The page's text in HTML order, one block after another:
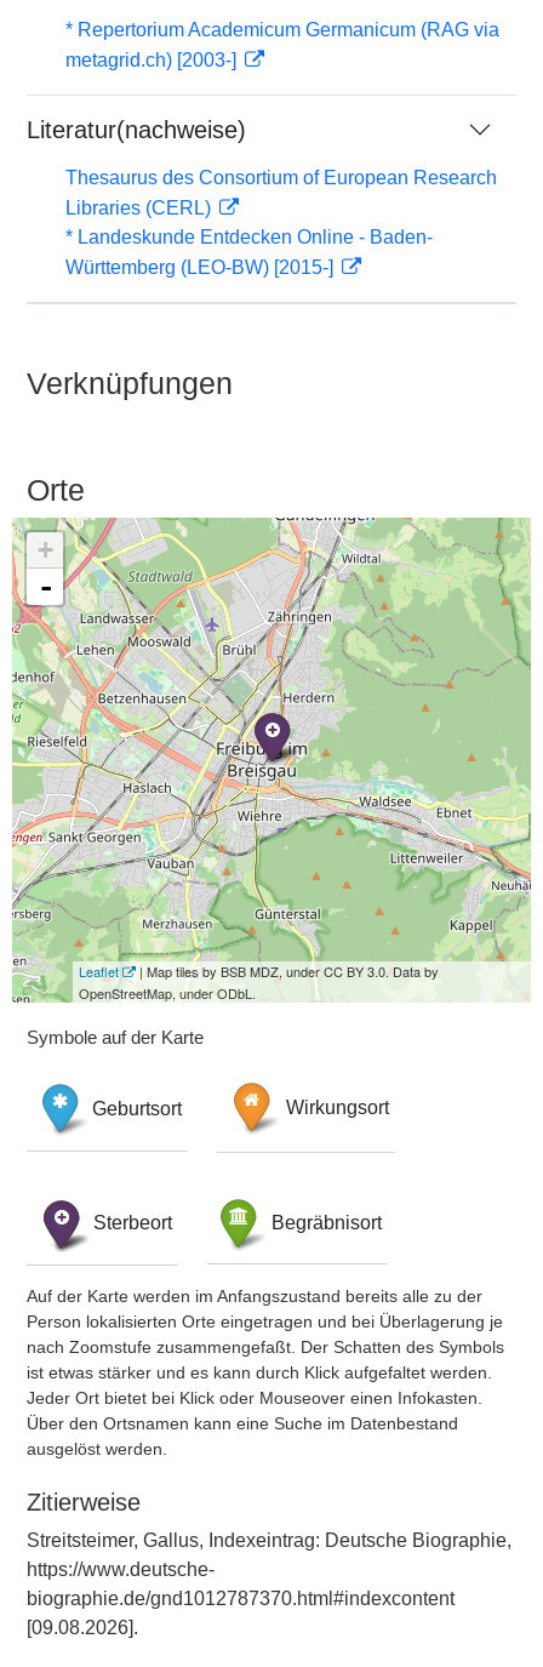
* Repertorium Academicum Germanicum (RAG via
metagrid.ch) [2003-]
Literatur(nachweise)
Thesaurus des Consortium of European Research
Libraries (CERL)
* Landeskunde Entdecken Online - Baden-
Württemberg (LEO-BW) [2015-]
Verknüpfungen
Orte
+
-
Leaflet
| Map tiles by BSB MDZ, under CC BY 3.0. Data by
OpenStreetMap, under ODbL.
Symbole auf der Karte
Geburtsort Wirkungsort
Sterbeort Begräbnisort
Auf der Karte werden im Anfangszustand bereits alle zu der
Person lokalisierten Orte eingetragen und bei Überlagerung je
nach Zoomstufe zusammengefaßt. Der Schatten des Symbols
ist etwas stärker und es kann durch Klick aufgefaltet werden.
Jeder Ort bietet bei Klick oder Mouseover einen Infokasten.
Über den Ortsnamen kann eine Suche im Datenbestand
ausgelöst werden.
Zitierweise
Streitsteimer, Gallus, Indexeintrag: Deutsche Biographie,
https://www.deutsche-
biographie.de/gnd1012787370.html#indexcontent
[09.08.2026].